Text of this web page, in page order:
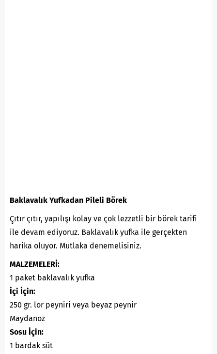
Baklavalık Yufkadan Pileli Börek
Çıtır çıtır, yapılışı kolay ve çok lezzetli bir börek tarifi
ile devam ediyoruz. Baklavalık yufka ile gerçekten
harika oluyor. Mutlaka denemelisiniz.
MALZEMELERİ:
1 paket baklavalık yufka
İçi İçin:
250 gr. lor peyniri veya beyaz peynir
Maydanoz
Sosu İçin:
1 bardak süt